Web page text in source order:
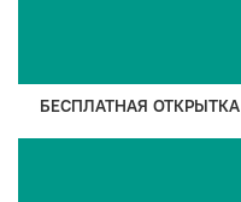
БЕСПЛАТНАЯ ОТКРЫТКА